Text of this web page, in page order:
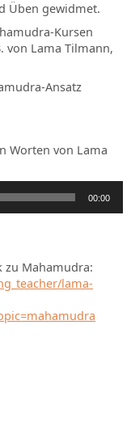
Üben gewidmet.
Kursen
von Lama Tilmann,
Ansatz
Worten von Lama
00:00
zu Mahamudra:
lama-